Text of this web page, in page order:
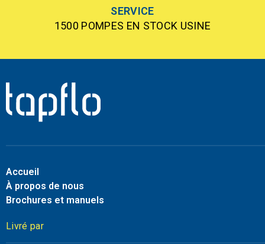
SERVICE
1500 POMPES EN STOCK USINE
Accueil
À propos de nous
Brochures et manuels
Livré par